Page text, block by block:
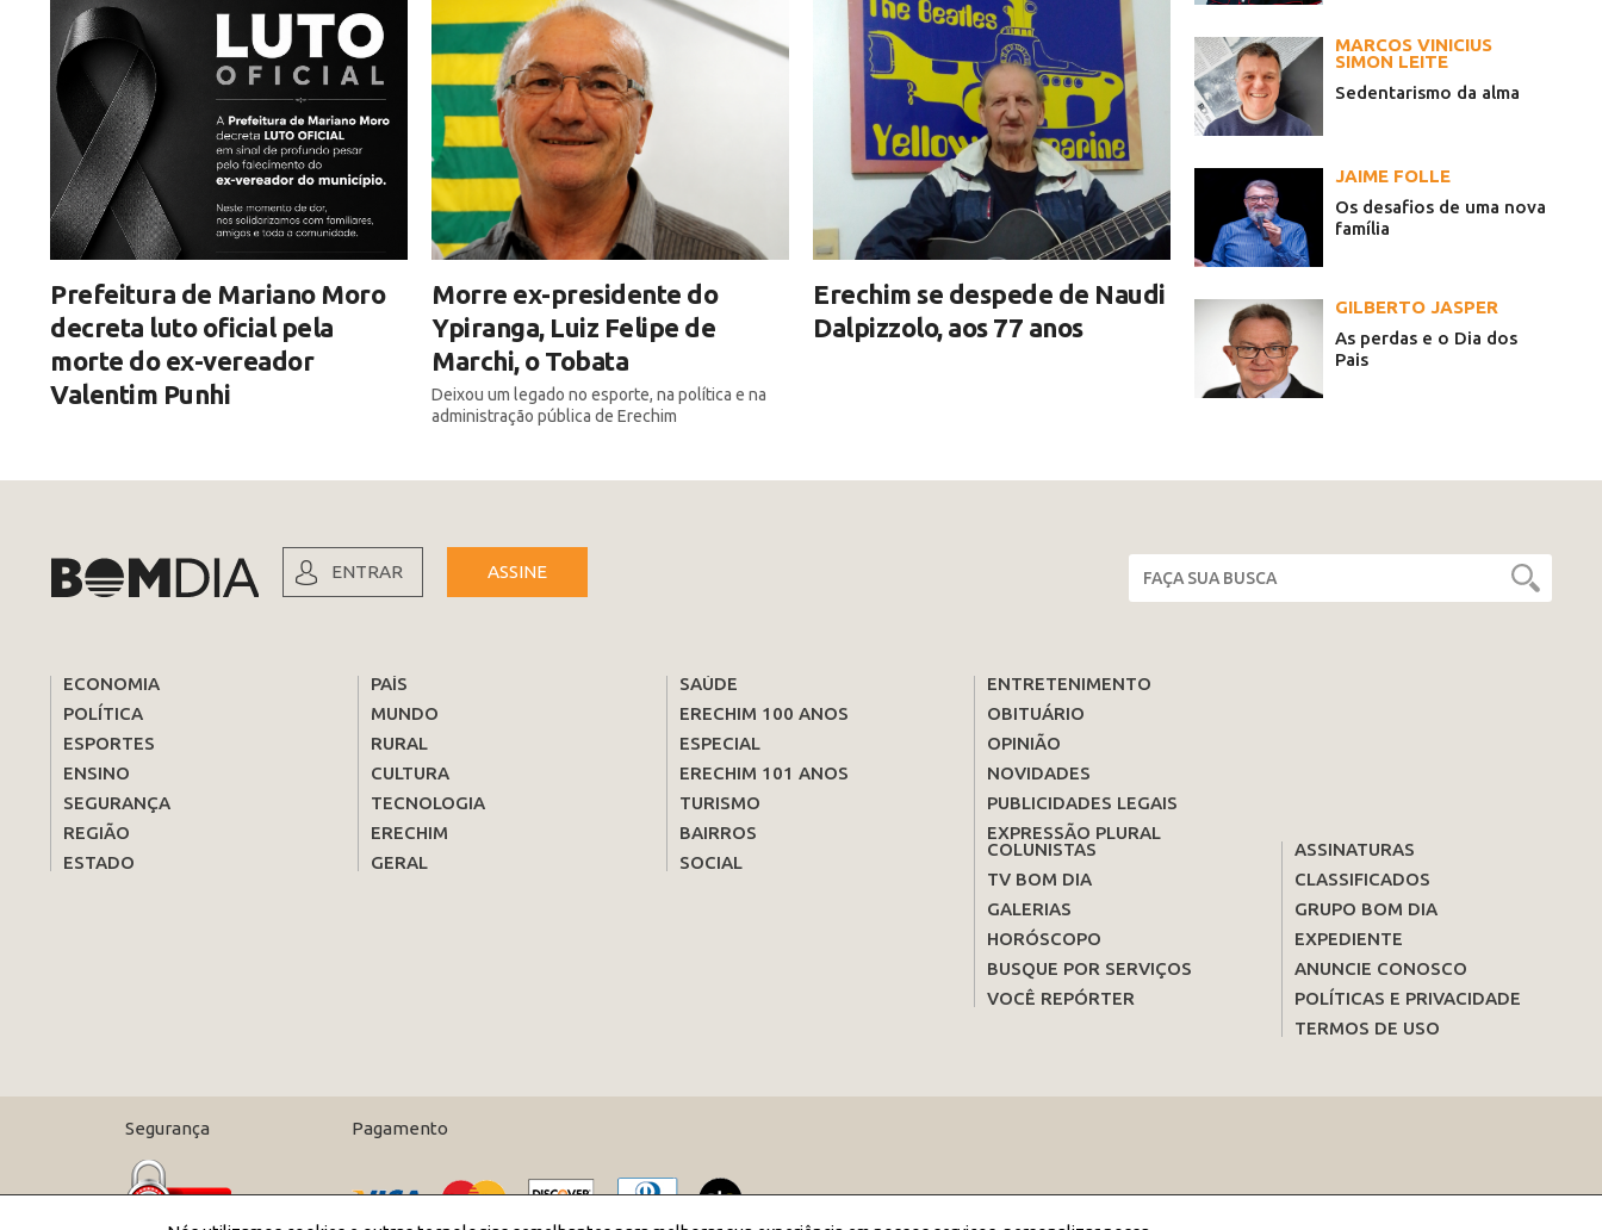
Prefeitura de Mariano Moro
decreta luto oficial pela
morte do ex-vereador
Valentim Punhi
Morre ex-presidente do
Ypiranga, Luiz Felipe de
Marchi, o Tobata
Deixou um legado no esporte, na política e na
administração pública de Erechim
Erechim se despede de Naudi
Dalpizzolo, aos 77 anos
MARCOS VINICIUS
SIMON LEITE
Sedentarismo da alma
JAIME FOLLE
Os desafios de uma nova
família
GILBERTO JASPER
As perdas e o Dia dos
Pais
ENTRAR ASSINE
ECONOMIA
POLÍTICA
ESPORTES
ENSINO
SEGURANÇA
REGIÃO
ESTADO
PAÍS
MUNDO
RURAL
CULTURA
TECNOLOGIA
ERECHIM
GERAL
SAÚDE
ERECHIM 100 ANOS
ESPECIAL
ERECHIM 101 ANOS
TURISMO
BAIRROS
SOCIAL
ENTRETENIMENTO
OBITUÁRIO
OPINIÃO
NOVIDADES
PUBLICIDADES LEGAIS
EXPRESSÃO PLURAL
COLUNISTAS
TV BOM DIA
GALERIAS
HORÓSCOPO
BUSQUE POR SERVIÇOS
VOCÊ REPÓRTER
ASSINATURAS
CLASSIFICADOS
GRUPO BOM DIA
EXPEDIENTE
ANUNCIE CONOSCO
POLÍTICAS E PRIVACIDADE
TERMOS DE USO
Segurança Pagamento